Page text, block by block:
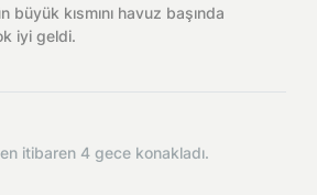
kısmını havuz başında
iyi geldi.
itibaren 4 gece konakladı.